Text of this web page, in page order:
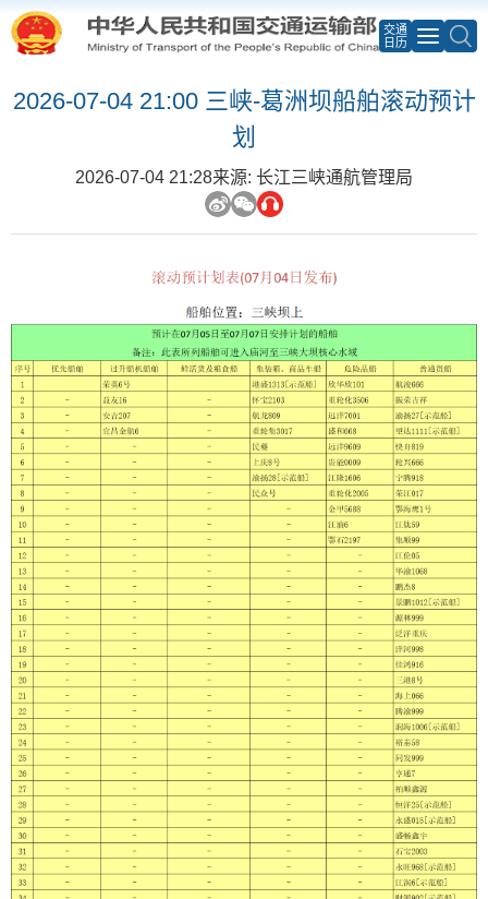
交通
日历
2026-07-04 21:00 三峡-葛洲坝船舶滚动预计
划
2026-07-04 21:28来源: 长江三峡通航管理局